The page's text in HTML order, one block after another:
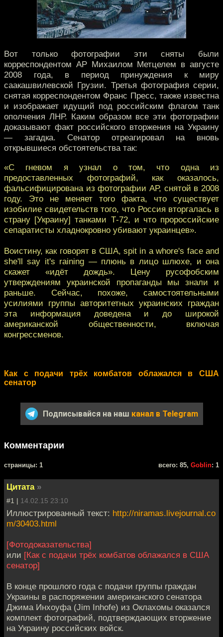
Вот только фотографии эти сняты были
корреспондентом АР Михаилом Метцелем в августе
2008 года, в период принуждения к миру
саакашвилевской Грузии. Третья фотография серии,
снятая корреспондентом Франс Пресс, также известна
и изображает идущий под российским флагом танк
ополчения ЛНР. Каким образом все эти фотографии
доказывают факт российского вторжения на Украину
— загадка. Сенатор отреагировал на вновь
открывшиеся обстоятельства так:
«С гневом я узнал о том, что одна из
предоставленных фотографий, как оказалось,
фальсифицирована из фотографии АР, снятой в 2008
году. Это не меняет того факта, что существует
изобилие свидетельств того, что Россия вторгалась в
страну [Украину] танками Т-72, и что пророссийские
сепаратисты хладнокровно убивают украинцев».
Воистину, как говорят в США, spit in a whore's face and
she'll say it's raining — плюнь в лицо шлюхе, и она
скажет «идёт дождь». Цену русофобским
утверждениям украинской пропаганды мы знали и
раньше. Сейчас, похоже, самостоятельными
усилиями группы авторитетных украинских граждан
эта информация доведена и до широкой
американской общественности, включая
конгрессменов.
Как с подачи трёх комбатов облажался в США
сенатор
Подписывайся на наш канал в Telegram
Комментарии
cтраницы: 1 всего: 85, Goblin: 1
Цитата »
#1 | 14.02.15 23:10
Иллюстрированный текст: http://niramas.livejournal.co
m/30403.html
[Фотодоказательства]
или [Как с подачи трёх комбатов облажался в США
сенатор]
В конце прошлого года с подачи группы граждан
Украины в распоряжении американского сенатора
Джима Инхоуфа (Jim Inhofe) из Оклахомы оказался
комплект фотографий, подтверждающих вторжение
на Украину российских войск.